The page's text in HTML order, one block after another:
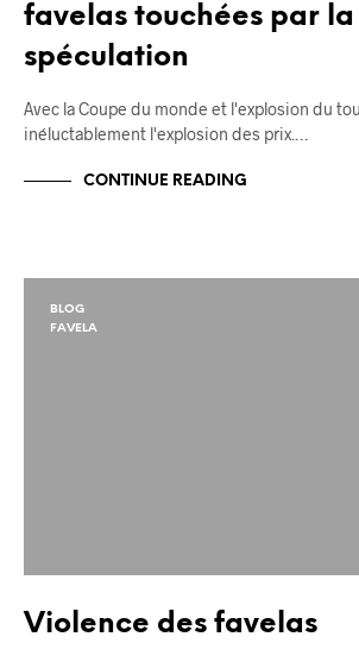
favelas touchées par la
spéculation
Avec la Coupe du monde et l'explosion du
inéluctablement l'explosion des prix.…
CONTINUE READING
BLOG
FAVELA
Violence des favelas